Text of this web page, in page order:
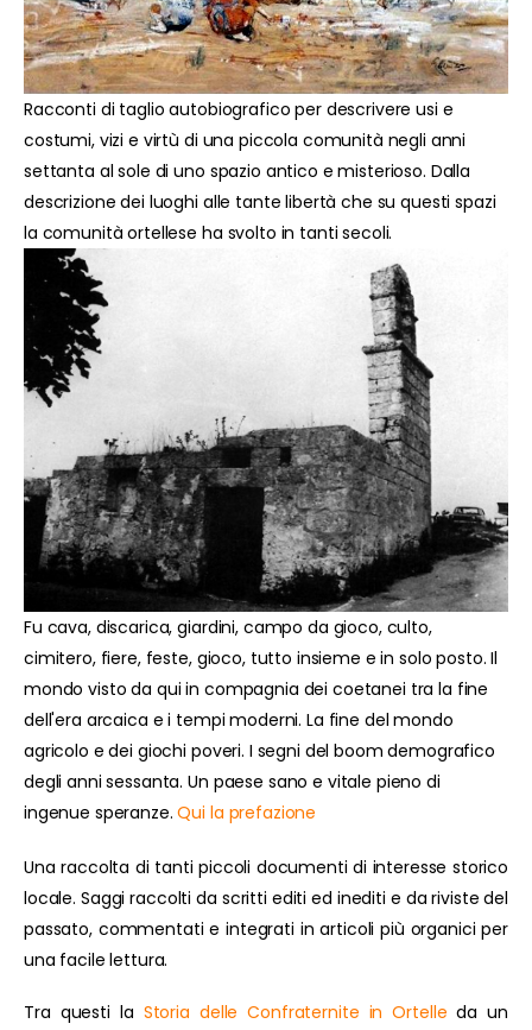
Racconti di taglio autobiografico per descrivere usi e
costumi, vizi e virtù di una piccola comunità negli anni
settanta al sole di uno spazio antico e misterioso. Dalla
descrizione dei luoghi alle tante libertà che su questi spazi
la comunità ortellese ha svolto in tanti secoli.
Fu cava, discarica, giardini, campo da gioco, culto,
cimitero, fiere, feste, gioco, tutto insieme e in solo posto. Il
mondo visto da qui in compagnia dei coetanei tra la fine
dell'era arcaica e i tempi moderni. La fine del mondo
agricolo e dei giochi poveri. I segni del boom demografico
degli anni sessanta. Un paese sano e vitale pieno di
ingenue speranze.Qui la prefazione
Una raccolta di tanti piccoli documenti di interesse storico
locale. Saggi raccolti da scritti editi ed inediti e da riviste del
passato, commentati e integrati in articoli più organici per
una facile lettura.
Tra questi la Storia delle Confraternite in Ortelle da un